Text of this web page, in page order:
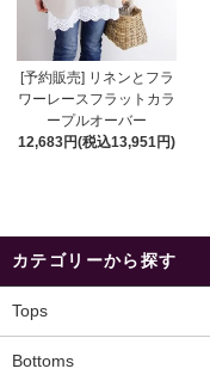
[予約販売] リネンとフラ
ワーレースフラットカラ
ープルオーバー
12,683円(税込13,951円)
カテゴリーから探す
Tops
Bottoms